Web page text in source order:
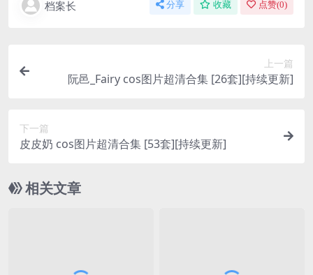
档案长 分享 收藏 点赞(0)
上一篇
阮邑_Fairy cos图片超清合集 [26套][持续更新]
下一篇
皮皮奶 cos图片超清合集 [53套][持续更新]
相关文章